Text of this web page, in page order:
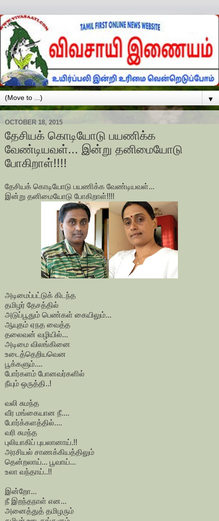
▼
OCTOBER 18, 2015
தேசியக் கொடியோடு பயணிக்க
வேண்டியவள்... இன்று தனிமையோடு
போகிறாள்!!!!
தேசியக் கொடியோடு பயணிக்க வேண்டியவள்...
இன்று தனிமையோடு போகிறாள்!!!!
அடிமைப்பட்டுக் கிடந்த
தமிழர் தேசத்தில்
அடுப்பூதும் பெண்கள் கையிலும்...
ஆயுதம் ஏநத வைத்த
தலைவன் வழியில்...
அடிமை விலங்கினை
உடைத்தெறியவென
பூக்களும்....
போர்களம் போனவர்களில்
நீயும் ஒருத்தி..!
வலி சுமந்த
வீர மங்கையான நீ....
போர்க்களத்தில்....
வரி சுமந்த
புலியாகிப் புயலானாய்.!!
அரசியல் சாணக்கியத்திலும்
தென்றலாய்... பூவாய்...
உலா வந்தாய்..!!
இன்றோ...
நீ இறந்தநாள் என...
அனைத்துத் தமிழரும்